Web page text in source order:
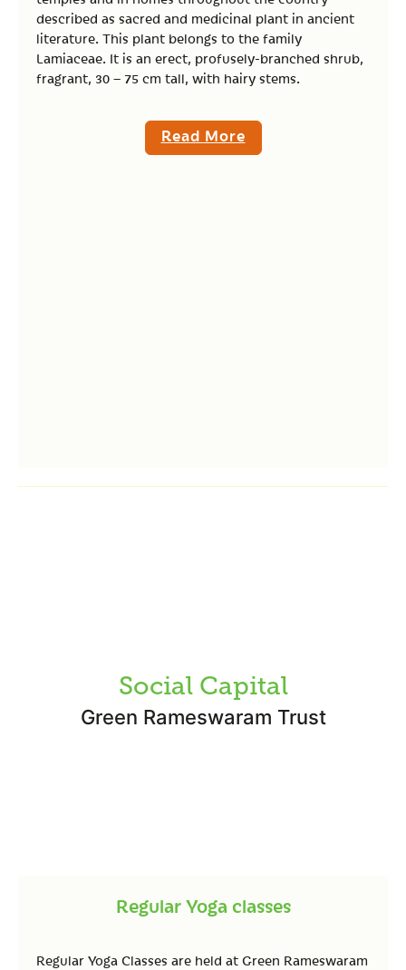
described as sacred and medicinal plant in ancient
literature. This plant belongs to the family
Lamiaceae. It is an erect, profusely-branched shrub,
fragrant, 30 – 75 cm tall, with hairy stems.
Read More
Social Capital
Green Rameswaram Trust
Regular Yoga classes
Regular Yoga Classes are held at Green Rameswaram